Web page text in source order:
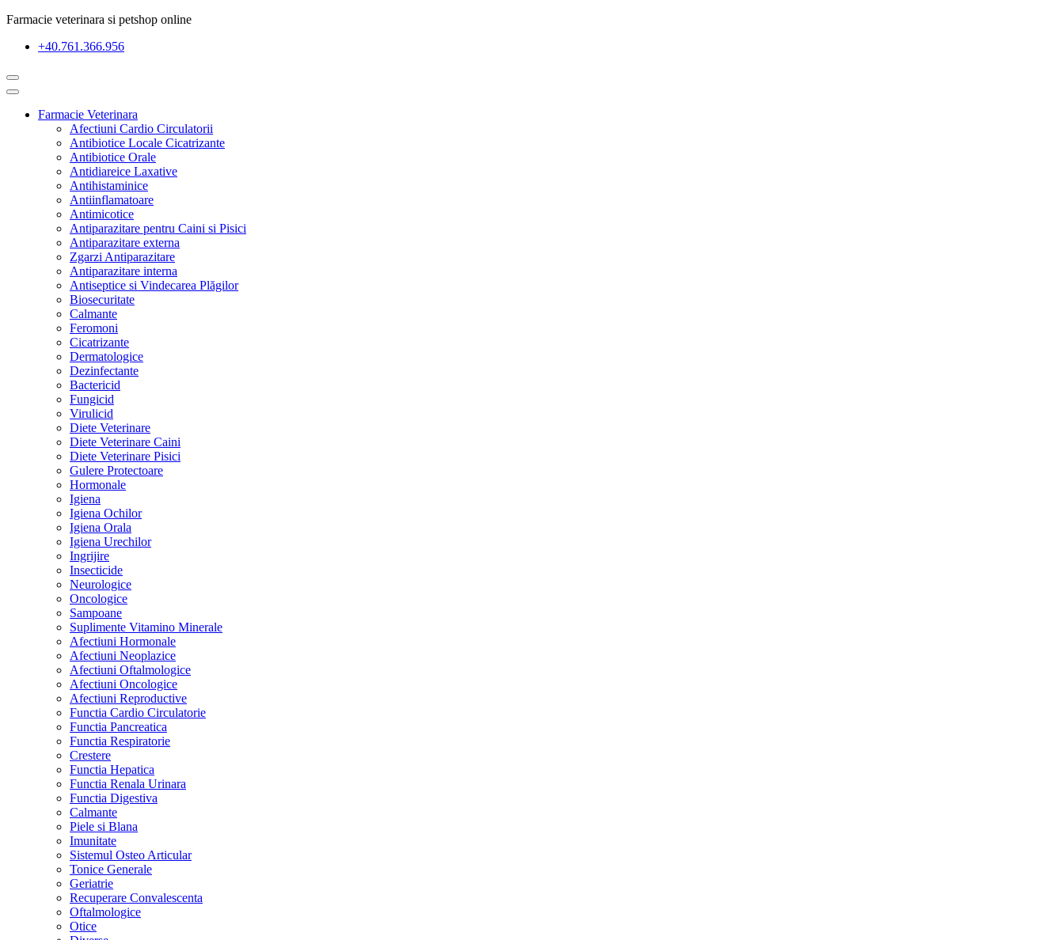
Farmacie veterinara si petshop online
+40.761.366.956
Farmacie Veterinara
Afectiuni Cardio Circulatorii
Antibiotice Locale Cicatrizante
Antibiotice Orale
Antidiareice Laxative
Antihistaminice
Antiinflamatoare
Antimicotice
Antiparazitare pentru Caini si Pisici
Antiparazitare externa
Zgarzi Antiparazitare
Antiparazitare interna
Antiseptice si Vindecarea Plăgilor
Biosecuritate
Calmante
Feromoni
Cicatrizante
Dermatologice
Dezinfectante
Bactericid
Fungicid
Virulicid
Diete Veterinare
Diete Veterinare Caini
Diete Veterinare Pisici
Gulere Protectoare
Hormonale
Igiena
Igiena Ochilor
Igiena Orala
Igiena Urechilor
Ingrijire
Insecticide
Neurologice
Oncologice
Sampoane
Suplimente Vitamino Minerale
Afectiuni Hormonale
Afectiuni Neoplazice
Afectiuni Oftalmologice
Afectiuni Oncologice
Afectiuni Reproductive
Functia Cardio Circulatorie
Functia Pancreatica
Functia Respiratorie
Crestere
Functia Hepatica
Functia Renala Urinara
Functia Digestiva
Calmante
Piele si Blana
Imunitate
Sistemul Osteo Articular
Tonice Generale
Geriatrie
Recuperare Convalescenta
Oftalmologice
Otice